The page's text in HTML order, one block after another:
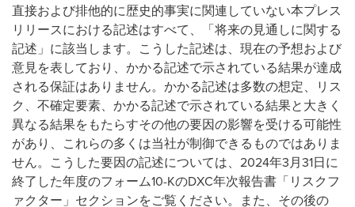
直接および排他的に歴史的事実に関連していない本プレス
リリースにおける記述はすべて、「将来の見通しに関する
記述」に該当します。こうした記述は、現在の予想および
意見を表しており、かかる記述で示されている結果が達成
される保証はありません。かかる記述は多数の想定、リス
ク、不確定要素、かかる記述で示されている結果と大きく
異なる結果をもたらすその他の要因の影響を受ける可能性
があり、これらの多くは当社が制御できるものではありま
せん。こうした要因の記述については、 2024年3月31日に
終了した年度のフォーム10-KのDXC年次報告書「リスクフ
ァクター」セクションをご覧ください。また、その後の